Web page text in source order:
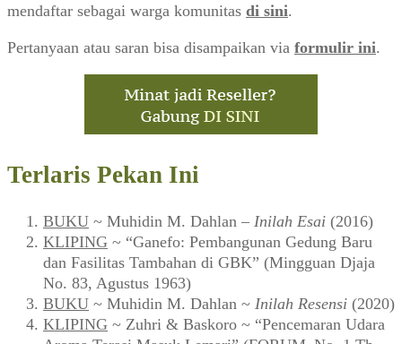
mendaftar sebagai warga komunitas di sini.
Pertanyaan atau saran bisa disampaikan via formulir ini.
Terlaris Pekan Ini
BUKU ~ Muhidin M. Dahlan – Inilah Esai (2016)
KLIPING ~ “Ganefo: Pembangunan Gedung Baru
dan Fasilitas Tambahan di GBK” (Mingguan Djaja
No. 83, Agustus 1963)
BUKU ~ Muhidin M. Dahlan ~ Inilah Resensi (2020)
KLIPING ~ Zuhri & Baskoro ~ “Pencemaran Udara